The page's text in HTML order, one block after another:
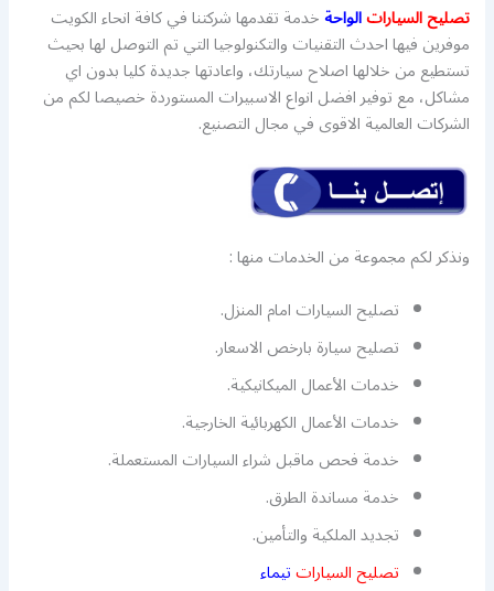
تصليح السياراتالواحةخدمة تقدمها شركتنا في كافة انحاء الكويت
موفرين فيها احدث التقنيات والتكنولوجيا التي تم التوصل لها بحيث
تستطيع من خلالها اصلاح سيارتك، واعادتها جديدة كليا بدون اي
مشاكل، مع توفير افضل انواع الاسبيرات المستوردة خصيصا لكم من
الشركات العالمية الاقوى في مجال التصنيع.
ونذكر لكم مجموعة من الخدمات منها :
تصليح السيارات امام المنزل.
تصليح سيارة بارخص الاسعار.
خدمات الأعمال الميكانيكية.
خدمات الأعمال الكهربائية الخارجية.
خدمة فحص ماقبل شراء السيارات المستعملة.
خدمة مساندة الطرق.
تجديد الملكية والتأمين.
تصليح السياراتتيماء